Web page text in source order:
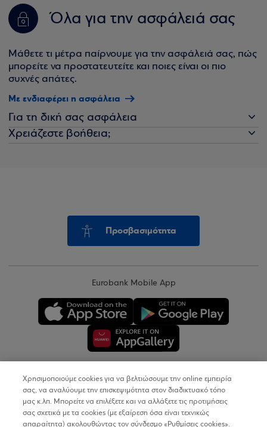
Όλα για την ασφάλειά σας
Μάθετε τι μέτρα παίρνουμε για την ασφάλειά σας, πώς
μπορείτε να προστατευτείτε και ποιες είναι οι πιο
συχνές απάτες.
Με ενδιαφέρει η ασφάλεια
Για τη δική σας ασφάλεια
Χρειάζεστε βοήθεια;
Προσβασιμότητα
Eurobank Mobile App
Copyright © 2026
Όροι Χρήσης
Χρησιμοποιούμε cookies για να βελτιώσουμε την online εμπειρία
σας, να αναλύουμε την επισκεψιμότητα στον διαδικτυακό τόπο
μας κ.λπ. Μπορείτε να επιλέξετε και να αλλάξετε τις προτιμήσεις
σας σχετικά με τα cookies (με εξαίρεση όσα είναι τεχνικώς
απαραίτητα) ακολουθώντας τον σύνδεσμο «Ρυθμίσεις cookies».